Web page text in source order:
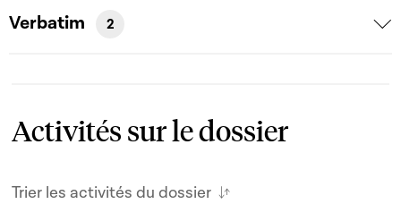
Verbatim 2
Activités sur le dossier
Trier les activités du dossier